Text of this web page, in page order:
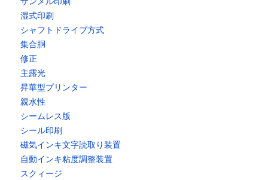
湿式印刷
シャフトドライブ方式
集合胴
修正
主露光
昇華型プリンター
親水性
シームレス版
シール印刷
磁気インキ文字読取り装置
自動インキ粘度調整装置
スクィージ